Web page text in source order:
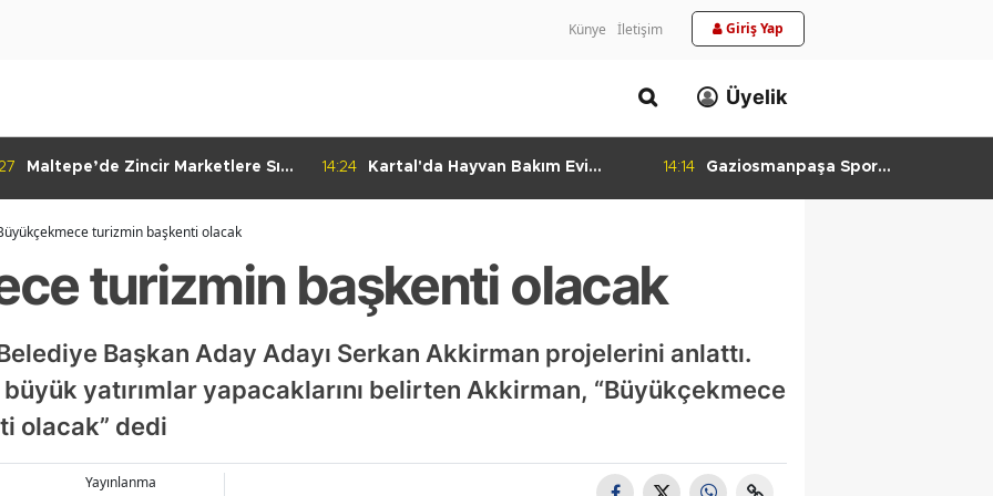
Künye İletişim Giriş Yap
Üyelik
Maltepe’de Zincir Marketlere Sıkı
14:24
Kartal'da Hayvan Bakım Evi
14:14
Gaziosmanpaşa Spor
turizmin başkenti olacak
turizmin başkenti olacak
Başkan Aday Adayı Serkan Akkirman projelerini anlattı.
yatırımlar yapacaklarını belirten Akkirman, “Büyükçekmece
olacak” dedi
Yayınlanma